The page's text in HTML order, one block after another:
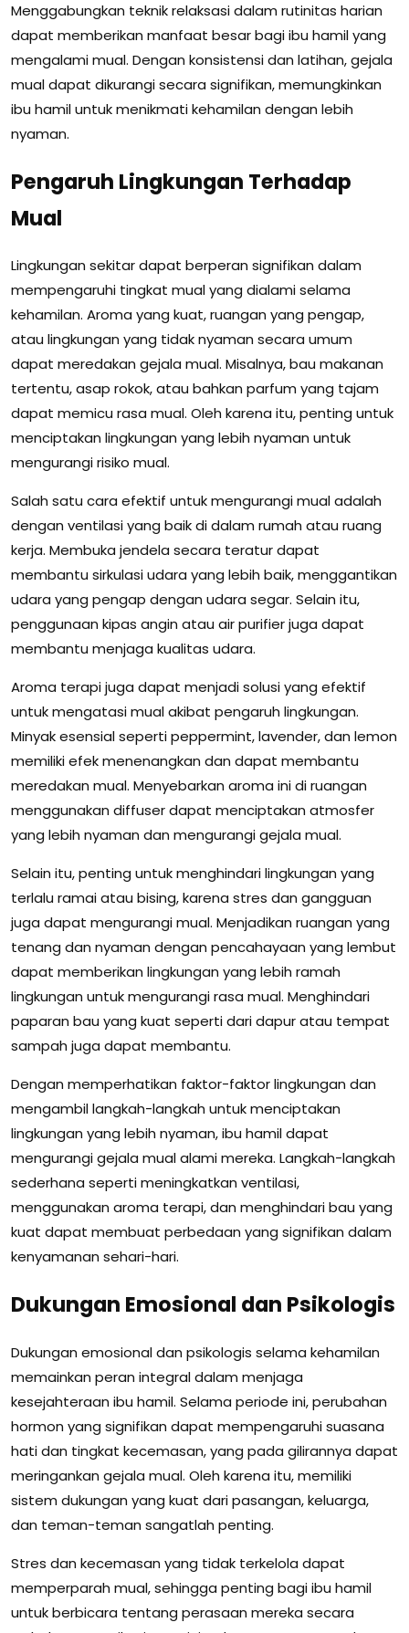
Menggabungkan teknik relaksasi dalam rutinitas harian
dapat memberikan manfaat besar bagi ibu hamil yang
mengalami mual. Dengan konsistensi dan latihan, gejala
mual dapat dikurangi secara signifikan, memungkinkan
ibu hamil untuk menikmati kehamilan dengan lebih
nyaman.
Pengaruh Lingkungan Terhadap
Mual
Lingkungan sekitar dapat berperan signifikan dalam
mempengaruhi tingkat mual yang dialami selama
kehamilan. Aroma yang kuat, ruangan yang pengap,
atau lingkungan yang tidak nyaman secara umum
dapat meredakan gejala mual. Misalnya, bau makanan
tertentu, asap rokok, atau bahkan parfum yang tajam
dapat memicu rasa mual. Oleh karena itu, penting untuk
menciptakan lingkungan yang lebih nyaman untuk
mengurangi risiko mual.
Salah satu cara efektif untuk mengurangi mual adalah
dengan ventilasi yang baik di dalam rumah atau ruang
kerja. Membuka jendela secara teratur dapat
membantu sirkulasi udara yang lebih baik, menggantikan
udara yang pengap dengan udara segar. Selain itu,
penggunaan kipas angin atau air purifier juga dapat
membantu menjaga kualitas udara.
Aroma terapi juga dapat menjadi solusi yang efektif
untuk mengatasi mual akibat pengaruh lingkungan.
Minyak esensial seperti peppermint, lavender, dan lemon
memiliki efek menenangkan dan dapat membantu
meredakan mual. Menyebarkan aroma ini di ruangan
menggunakan diffuser dapat menciptakan atmosfer
yang lebih nyaman dan mengurangi gejala mual.
Selain itu, penting untuk menghindari lingkungan yang
terlalu ramai atau bising, karena stres dan gangguan
juga dapat mengurangi mual. Menjadikan ruangan yang
tenang dan nyaman dengan pencahayaan yang lembut
dapat memberikan lingkungan yang lebih ramah
lingkungan untuk mengurangi rasa mual. Menghindari
paparan bau yang kuat seperti dari dapur atau tempat
sampah juga dapat membantu.
Dengan memperhatikan faktor-faktor lingkungan dan
mengambil langkah-langkah untuk menciptakan
lingkungan yang lebih nyaman, ibu hamil dapat
mengurangi gejala mual alami mereka. Langkah-langkah
sederhana seperti meningkatkan ventilasi,
menggunakan aroma terapi, dan menghindari bau yang
kuat dapat membuat perbedaan yang signifikan dalam
kenyamanan sehari-hari.
Dukungan Emosional dan Psikologis
Dukungan emosional dan psikologis selama kehamilan
memainkan peran integral dalam menjaga
kesejahteraan ibu hamil. Selama periode ini, perubahan
hormon yang signifikan dapat mempengaruhi suasana
hati dan tingkat kecemasan, yang pada gilirannya dapat
meringankan gejala mual. Oleh karena itu, memiliki
sistem dukungan yang kuat dari pasangan, keluarga,
dan teman-teman sangatlah penting.
Stres dan kecemasan yang tidak terkelola dapat
memperparah mual, sehingga penting bagi ibu hamil
untuk berbicara tentang perasaan mereka secara